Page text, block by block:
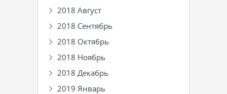
2018 Август
2018 Сентябрь
2018 Октябрь
2018 Ноябрь
2018 Декабрь
2019 Январь